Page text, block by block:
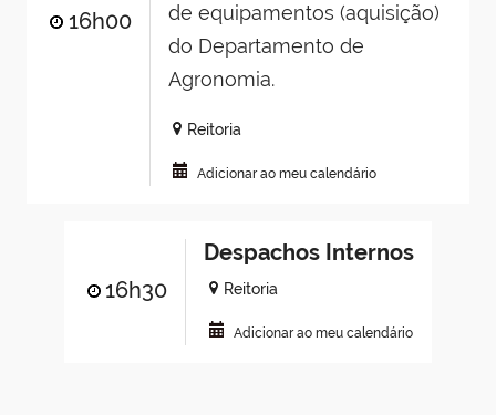
16h00
de equipamentos (aquisição)
do Departamento de
Agronomia.
Reitoria
Adicionar ao meu calendário
16h30
Despachos Internos
Reitoria
Adicionar ao meu calendário